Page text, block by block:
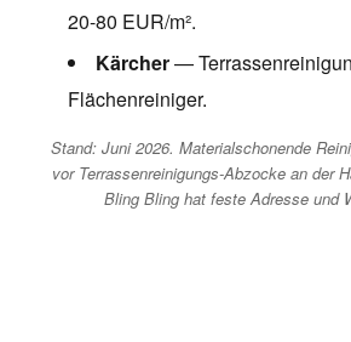
20-80 EUR/m².
Kärcher—
Flächenreiniger.
Stand: Juni 2026. Materialschonende
vor Terrassenreinigungs-Abzocke an der
Bling Bling hat feste Adresse und